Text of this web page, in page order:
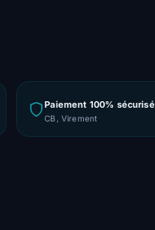
Paiement 100% sécurisé
CB, Virement